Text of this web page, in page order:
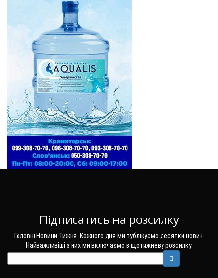
Підписатись на розсилку
Головні Новини Тижня. Кожного дня ми публікуємо десятки новин.
Найважливіші з них ми включаємо в щотижневу розсилку.